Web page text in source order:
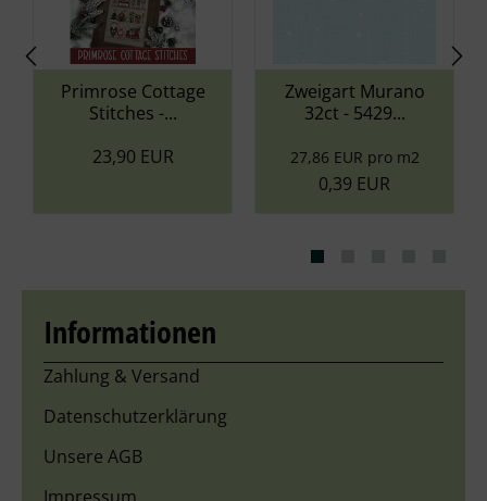
STANDARD 100 zertifiziertes Produkt, Nr. CQ 514/2,
IFTH
Pflegehinweise:waschbar bis 60° C
1 Strang - Lauflänge 8 m
Primrose Cottage
Stitches -...
23,90 EUR
Zweigart Murano
32ct - 5429...
27,86 EUR pro m2
0,39 EUR
Informationen
Zahlung & Versand
Datenschutzerklärung
Unsere AGB